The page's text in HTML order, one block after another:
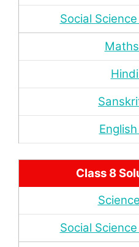
Social Science
Maths
Hindi
English
Class 8
Science
Social Science